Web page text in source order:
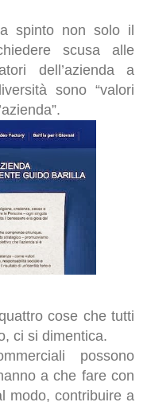
spinto non solo il
scusa alle
dell’azienda a
sono “valori
cose che tutti
ci si dimentica.
possono
a che fare con
modo, contribuire a